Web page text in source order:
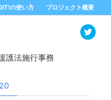
の使い方 プロジェクト概要
護法施行事務